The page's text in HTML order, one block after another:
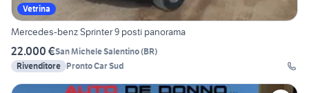
Vetrina
Mercedes-benz Sprinter 9 posti panorama
22.000 €San Michele Salentino(BR)
Rivenditore Pronto Car Sud